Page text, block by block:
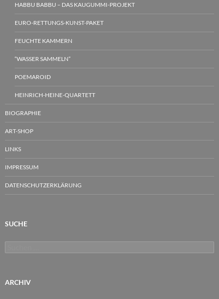
HABBU BABBU – DAS KAUGUMMI-PROJEKT
EURO-RETTUNGS-KUNST-PAKET
FEUCHTE KAMMERN
“WASSER SAMMELN”
POEMAROID
HEINRICH-HEINE-QUARTETT
BIOGRAPHIE
ART-SHOP
LINKS
IMPRESSUM
DATENSCHUTZERKLÄRUNG
SUCHE
nach:
ARCHIV